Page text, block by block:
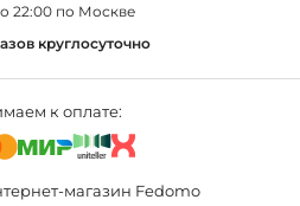
22:00 по Москве
круглосуточно
к оплате:
магазин Fedomo